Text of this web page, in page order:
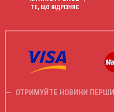
ТЕ, ЩО ВІДРІЗНЯЄ
ОТРИМУЙТЕ НОВИНИ